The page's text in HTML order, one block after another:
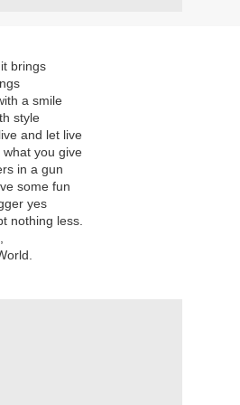
brings
a smile
style
and let live
you give
in a gun
some fun
yes
nothing less.